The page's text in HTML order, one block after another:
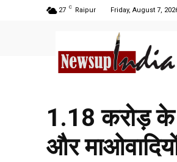
27 C Raipur Friday, August 7,
1.18 करोड़ के
और